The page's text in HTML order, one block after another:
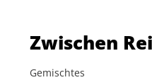
Zwischen
Gemischtes